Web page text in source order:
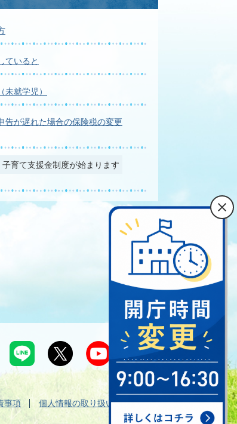
ていると
就学児）
告が遅れた場合の保険税の変更
育て支援金制度が始まります
事項
個人情報の取り扱い